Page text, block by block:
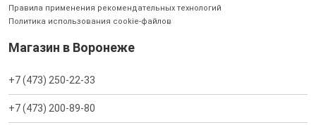
Правила применения рекомендательных технологий
Политика использования cookie-файлов
Магазин в Воронеже
+7 (473) 250-22-33
+7 (473) 200-89-80